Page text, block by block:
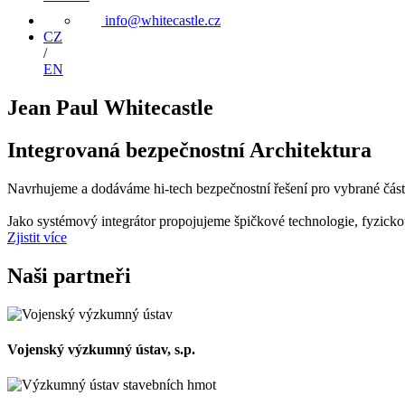
info@whitecastle.cz
CZ
/
EN
Jean Paul Whitecastle
Integrovaná bezpečnostní Architektura
Navrhujeme a dodáváme hi-tech bezpečnostní řešení pro vybrané
Jako systémový integrátor propojujeme špičkové technologie,
Zjistit více
Naši partneři
Vojenský výzkumný ústav, s.p.